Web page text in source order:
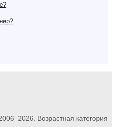
2006–2026. Возрастная категория